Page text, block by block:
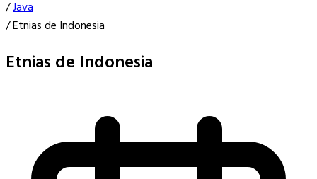
/Java
/Etnias de Indonesia
Etnias de Indonesia